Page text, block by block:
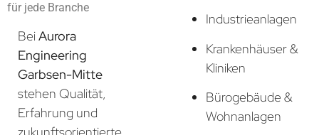
für jede Branche
BeiAurora
Engineering
Garbsen-Mitte
stehen Qualität,
Erfahrung und
Industrieanlagen
Krankenhäuser &
Kliniken
Bürogebäude &
Wohnanlagen